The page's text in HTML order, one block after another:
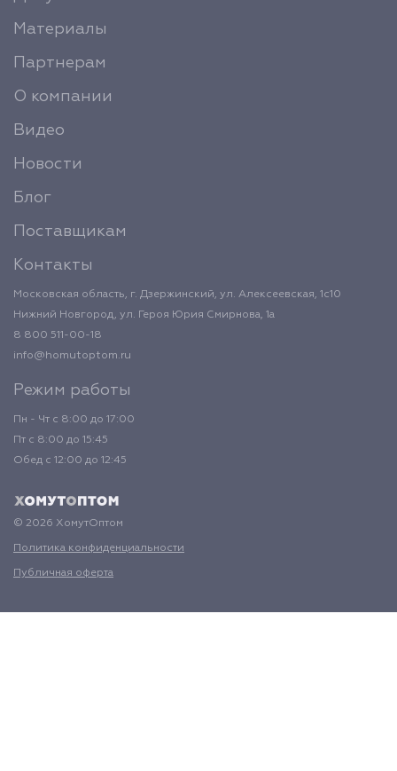
Материалы
Партнерам
О компании
Видео
Новости
Блог
Поставщикам
Контакты
Московская область, г. Дзержинский, ул. Алексеевская, 1с10
Нижний Новгород, ул. Героя Юрия Смирнова, 1а
8 800 511-00-18
info@homutoptom.ru
Режим работы
Пн - Чт с 8:00 до 17:00
Пт с 8:00 до 15:45
Обед с 12:00 до 12:45
© 2026 ХомутОптом
Политика конфиденциальности
Публичная оферта